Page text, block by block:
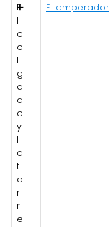
E
l
c
o
l
g
a
d
o
y
l
a
t
o
r
r
e
➕ El emperador